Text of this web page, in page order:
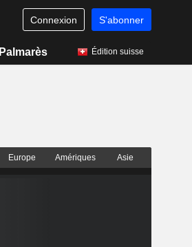
Connexion S'abonner
Palmarès Édition suisse
Europe Amériques Asie